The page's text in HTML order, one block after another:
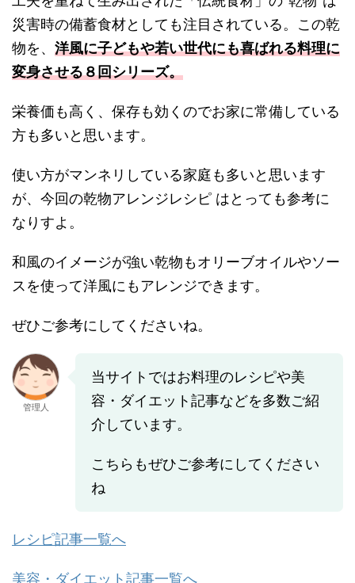
災害時の備蓄食材としても注目されている。この乾
物を、 洋風に子どもや若い世代にも喜ばれる料理に
変身させる８回シリーズ。
栄養価も高く、保存も効くのでお家に常備している
方も多いと思います。
使い方がマンネリしている家庭も多いと思います
が、今回の乾物アレンジレシピ はとっても参考に
なりすよ。
和風のイメージが強い乾物もオリーブオイルやソー
スを使って洋風にもアレンジできます。
ぜひご参考にしてくださいね。
管理人
当サイトではお料理のレシピや美
容・ダイエット記事などを多数ご紹
介しています。
こちらもぜひご参考にしてください
ね
レシピ記事一覧へ
美容・ダイエット記事一覧へ